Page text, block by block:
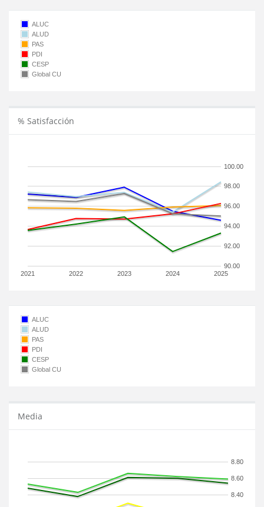
ALUC
ALUD
PAS
PDI
CESP
Global CU
% Satisfacción
2021 2022 2023 2024 2025
90.00
92.00
94.00
96.00
98.00
100.00
ALUC
ALUD
PAS
PDI
CESP
Global CU
Media
8.40
8.60
8.80